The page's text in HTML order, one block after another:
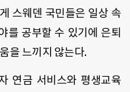
스웨덴 국민들은 일상 속
를 공부할 수 있기에 은퇴
을 느끼지 않는다.
연금 서비스와 평생교육